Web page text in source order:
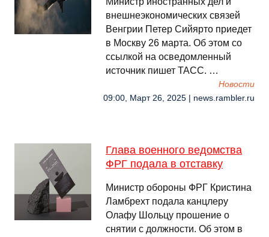
внешнеэкономических связей
Венгрии Петер Сийярто приедет
в Москву 26 марта. Об этом со
ссылкой на осведомленный
источник пишет ТАСС. …
Новости
09:00, Март 26, 2025 | news.rambler.ru
Глава военного ведомства
ФРГ подала в отставку
Министр обороны ФРГ Кристина
Ламбрехт подала канцлеру
Олафу Шольцу прошение о
снятии с должности. Об этом в